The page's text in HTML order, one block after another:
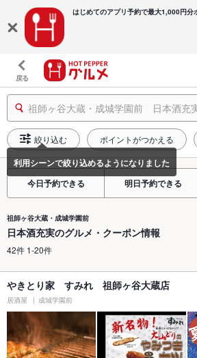
はじめてのアプリ予約で最大1,000円分
戻る
祖師ヶ谷大蔵・成城学園前 日本酒充
絞り込む ポイントがつかえる
今日予約できる 明日予約できる
祖師ヶ谷大蔵・成城学園前
日本酒充実のグルメ・クーポン情報
42件 1-20件
やきとり家 すみれ 祖師ヶ谷大蔵店
居酒屋 成城学園前